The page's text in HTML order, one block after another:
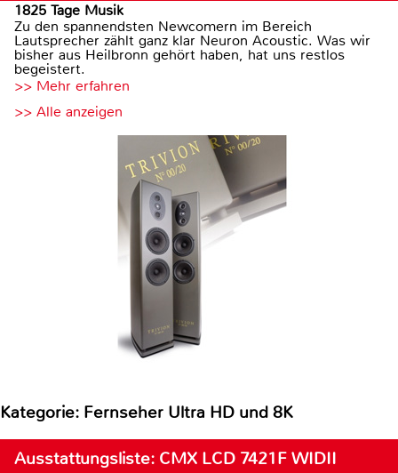
1825 Tage Musik
Zu den spannendsten Newcomern im Bereich
Lautsprecher zählt ganz klar Neuron Acoustic. Was wir
bisher aus Heilbronn gehört haben, hat uns restlos
begeistert.
>> Mehr erfahren
>> Alle anzeigen
Kategorie: Fernseher Ultra HD und 8K
Ausstattungsliste: CMX LCD 7421F WIDII